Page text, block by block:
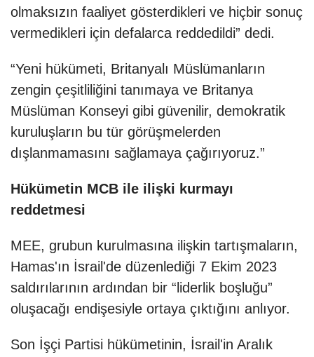
olmaksızın faaliyet gösterdikleri ve hiçbir sonuç
vermedikleri için defalarca reddedildi” dedi.
“Yeni hükümeti, Britanyalı Müslümanların
zengin çeşitliliğini tanımaya ve Britanya
Müslüman Konseyi gibi güvenilir, demokratik
kuruluşların bu tür görüşmelerden
dışlanmamasını sağlamaya çağırıyoruz.”
Hükümetin MCB ile ilişki kurmayı
reddetmesi
MEE, grubun kurulmasına ilişkin tartışmaların,
Hamas'ın İsrail'de düzenlediği 7 Ekim 2023
saldırılarının ardından bir “liderlik boşluğu”
oluşacağı endişesiyle ortaya çıktığını anlıyor.
Son İşçi Partisi hükümetinin, İsrail'in Aralık